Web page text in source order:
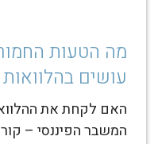
מה הטעות
עושים בהלוואות
האם לקחת את
המשבר הפיננסי –